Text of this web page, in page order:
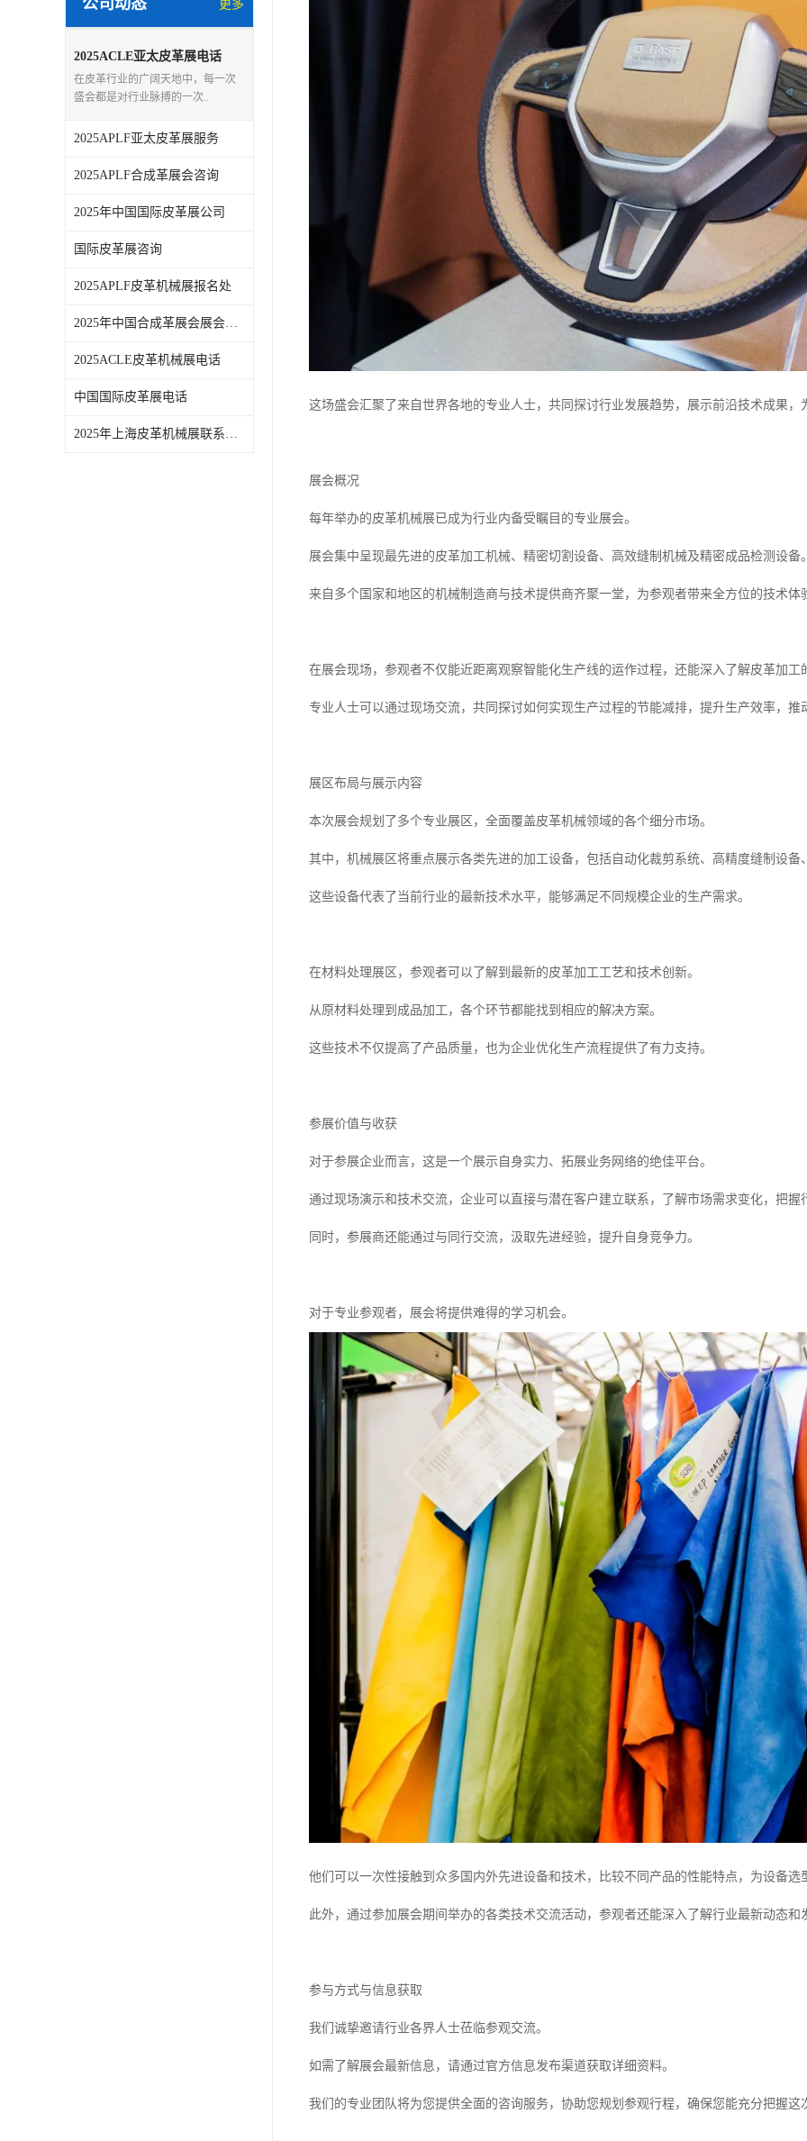
公司动态 更多
2025ACLE亚太皮革展电话
在皮革行业的广阔天地中，每一次
盛会都是对行业脉搏的一次..
2025APLF亚太皮革展服务
2025APLF合成革展会咨询
2025年中国国际皮革展公司
国际皮革展咨询
2025APLF皮革机械展报名处
2025年中国合成革展会展会时间
2025ACLE皮革机械展电话
中国国际皮革展电话
2025年上海皮革机械展联系方式
这场盛会汇聚了来自世界各地的专业人士，共同探讨行业发展趋势，展示前沿技术成果
展会概况
每年举办的皮革机械展已成为行业内备受瞩目的专业展会。
展会集中呈现最先进的皮革加工机械、精密切割设备、高效缝制机械及精密成品检测设备
来自多个国家和地区的机械制造商与技术提供商齐聚一堂，为参观者带来全方位的技术体
在展会现场，参观者不仅能近距离观察智能化生产线的运作过程，还能深入了解皮革加工
专业人士可以通过现场交流，共同探讨如何实现生产过程的节能减排，提升生产效率，推
展区布局与展示内容
本次展会规划了多个专业展区，全面覆盖皮革机械领域的各个细分市场。
其中，机械展区将重点展示各类先进的加工设备，包括自动化裁剪系统、高精度缝制设备
这些设备代表了当前行业的最新技术水平，能够满足不同规模企业的生产需求。
在材料处理展区，参观者可以了解到最新的皮革加工工艺和技术创新。
从原材料处理到成品加工，各个环节都能找到相应的解决方案。
这些技术不仅提高了产品质量，也为企业优化生产流程提供了有力支持。
参展价值与收获
对于参展企业而言，这是一个展示自身实力、拓展业务网络的绝佳平台。
通过现场演示和技术交流，企业可以直接与潜在客户建立联系，了解市场需求变化，把握
同时，参展商还能通过与同行交流，汲取先进经验，提升自身竞争力。
对于专业参观者，展会将提供难得的学习机会。
他们可以一次性接触到众多国内外先进设备和技术，比较不同产品的性能特点，为设备选
此外，通过参加展会期间举办的各类技术交流活动，参观者还能深入了解行业最新动态和
参与方式与信息获取
我们诚挚邀请行业各界人士莅临参观交流。
如需了解展会最新信息，请通过官方信息发布渠道获取详细资料。
我们的专业团队将为您提供全面的咨询服务，协助您规划参观行程，确保您能充分把握这